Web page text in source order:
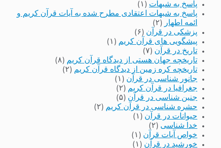
پاسخ به شبهات (۱)
پاسخ به شبهات اعتقادی مطرح شده به آیات قرآن کریم و
ائمه اطهار
(۲)
پزشکی در قرآن (۶)
پیشگویی های قرآن کریم (۱)
تاریخ در قرآن (۷)
تاریخچه جهان هستی از دیدگاه قرآن کریم (۸)
تاریخچه کره زمین از دیدگاه قرآن کریم (۲)
جانور شناسی در قرآن (۱)
جغرافیا در قرآن کریم (۲)
جنین شناسی در قرآن (۵)
حشره شناسی در قرآن کریم (۲)
حیوانات در قرآن (۱)
خدا شناسی (۲)
خواص آیات قرآن (۱)
خورشید در قرآن (۱)